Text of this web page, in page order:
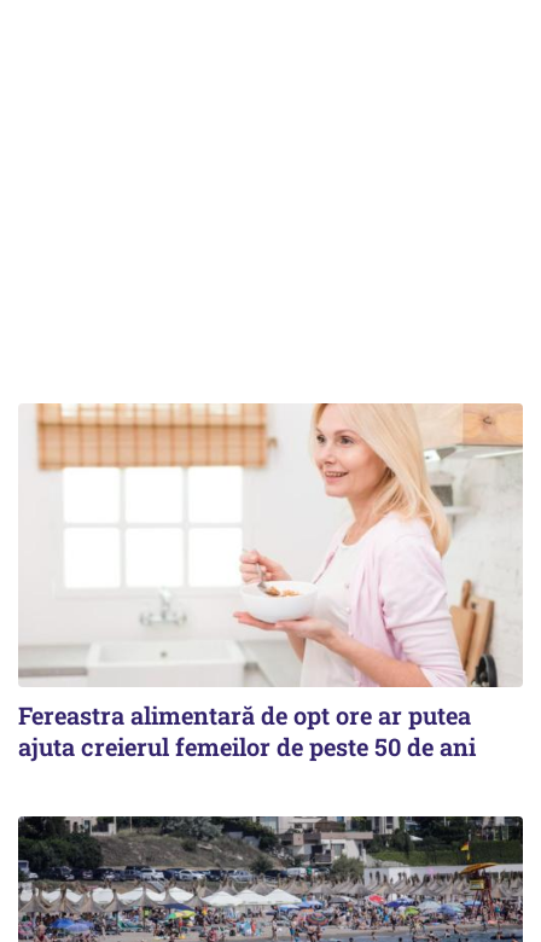
Fereastra alimentară de opt ore ar putea
ajuta creierul femeilor de peste 50 de ani